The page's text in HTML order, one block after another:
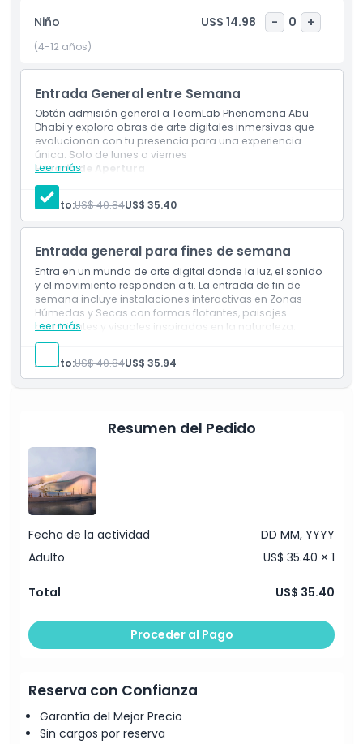
se vuelve interactivo, donde no solo observas, sino que
participas. Perfecto para familias, amigos y visitantes de
todas las edades, esta experiencia combina cultura e
Aspectos Destacados
Inclusiones
Política para Niños y Adultos
Exclusiones
Horario de Apertura
Cosas a Saber
Código de Vestimenta
Política de Cancelación
Niño US$ 14.98 - 0 +
(4-12 años)
Entrada General entre Semana
Obtén admisión general a TeamLab Phenomena Abu
Dhabi y explora obras de arte digitales inmersivas que
evolucionan con tu presencia para una experiencia
única. Solo de lunes a viernes
Leer más
Horario de Apertura
Horario diario: 10:00 a. m. a 10:00 p. m.
La última entrada del día es a las: 08:00 p. m.
SÓLO ADULTOS (18+): Miércoles y Jueves de 06:00 p.
m. a 10:00 p. m.
años es a las 05:00 p. m.
Adulto:US$ 40.84US$ 35.40
Entrada general para fines de semana
Entra en un mundo de arte digital donde la luz, el sonido
y el movimiento responden a ti. La entrada de fin de
semana incluye instalaciones interactivas en Zonas
Húmedas y Secas con formas flotantes, paisajes
cambiantes y visuales inspirados en la naturaleza.
Leer más
Adulto:US$ 40.84US$ 35.94
Resumen del Pedido
Fecha de la actividad
DD MM, YYYY
Adulto
US$ 35.40 × 1
Total US$ 35.40
Proceder al Pago
Reserva con Confianza
Garantía del Mejor Precio
Sin cargos por reserva